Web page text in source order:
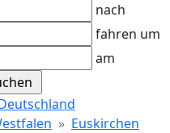
nach
fahren um
am
Euskirchen